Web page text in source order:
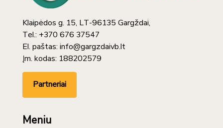
Klaipėdos g. 15, LT-96135 Gargždai,
Tel.: +370 676 37547
El. paštas: info@gargzdaivb.lt
Įm. kodas: 188202579
Partneriai
Meniu